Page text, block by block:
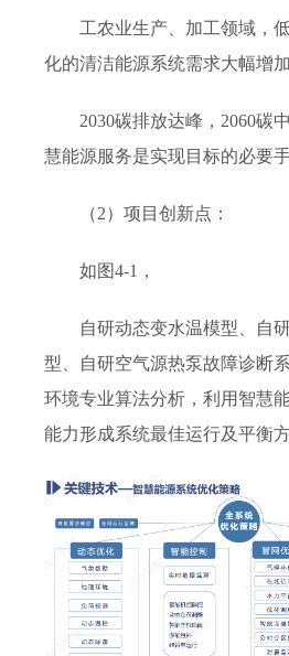
工农业生产、加工领域，
化的清洁能源系统需求大幅增加
2030碳排放达峰，2060碳
慧能源服务是实现目标的必要手
（2）项目创新点：
如图4-1，
自研动态变水温模型、自
型、自研空气源热泵故障诊断
环境专业算法分析，利用智慧
能力形成系统最佳运行及平衡